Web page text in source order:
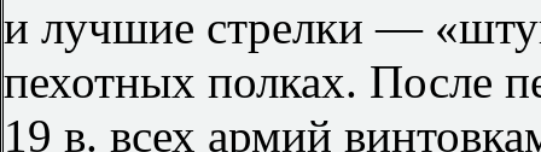
и лучшие стрелки —
пехотных полках. После
19 в. всех армий